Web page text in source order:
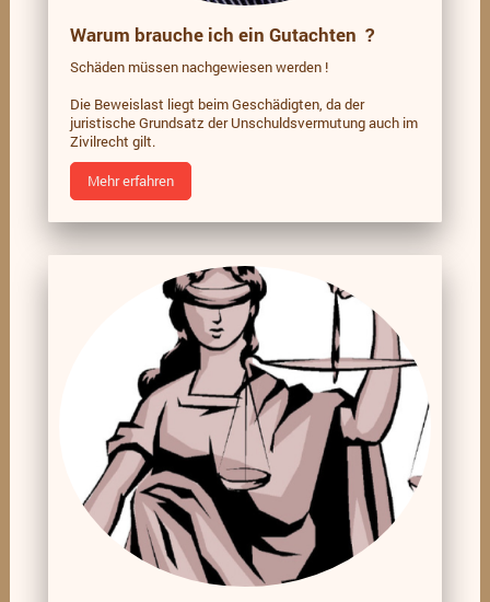
Warum brauche ich ein Gutachten ?
Schäden müssen nachgewiesen werden !
Die Beweislast liegt beim Geschädigten, da der
juristische Grundsatz der Unschuldsvermutung auch im
Zivilrecht gilt.
Mehr erfahren